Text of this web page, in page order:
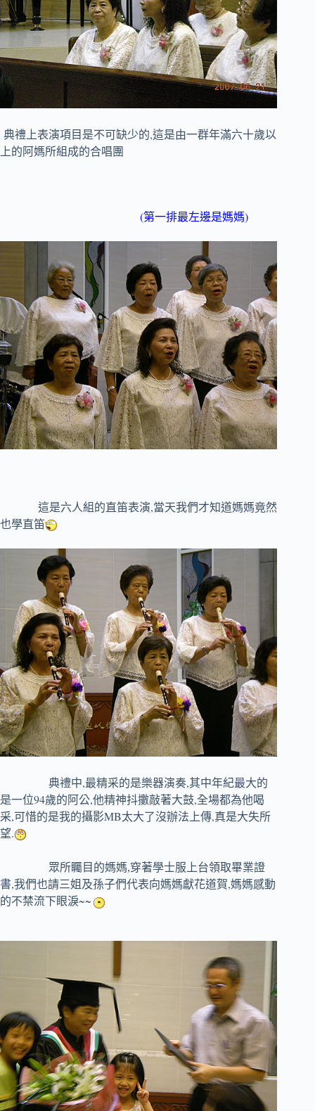
典禮上表演項目是不可缺少的,這是由一群年滿六十歲以
上的阿媽所組成的合唱團
(第一排最左邊是媽媽)
這是六人組的直笛表演,當天我們才知道媽媽竟然
也學直笛
典禮中,最精采的是樂器演奏,其中年紀最大的
是一位94歲的阿公,他精神抖擻敲著大鼓,全場都為他喝
采,可惜的是我的攝影MB太大了沒辦法上傳,真是大失所
望.
眾所矚目的媽媽,穿著學士服上台領取畢業證
書,我們也請三姐及孫子們代表向媽媽獻花道賀,媽媽感動
的不禁流下眼淚~~